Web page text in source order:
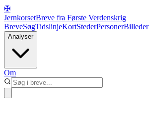
✠
JernkorsetBreve fra Første Verdenskrig
BreveSøgTidslinjeKortStederPersonerBilleder
Analyser
Om